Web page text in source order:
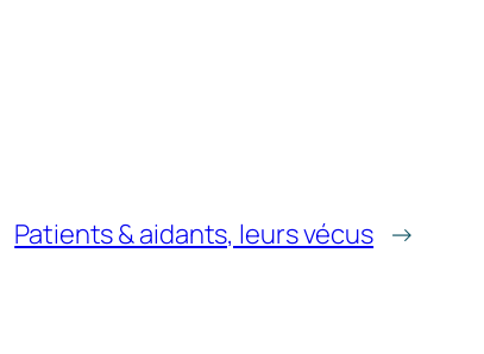
Patients & aidants, leurs vécus →